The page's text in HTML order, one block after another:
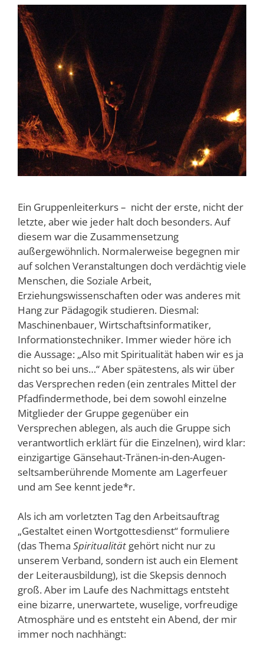
Ein Gruppenleiterkurs – nicht der erste, nicht der
letzte, aber wie jeder halt doch besonders. Auf
diesem war die Zusammensetzung
außergewöhnlich. Normalerweise begegnen mir
auf solchen Veranstaltungen doch verdächtig viele
Menschen, die Soziale Arbeit,
Erziehungswissenschaften oder was anderes mit
Hang zur Pädagogik studieren. Diesmal:
Maschinenbauer, Wirtschaftsinformatiker,
Informationstechniker. Immer wieder höre ich
die Aussage: „Also mit Spiritualität haben wir es ja
nicht so bei uns…“ Aber spätestens, als wir über
das Versprechen reden (ein zentrales Mittel der
Pfadfindermethode, bei dem sowohl einzelne
Mitglieder der Gruppe gegenüber ein
Versprechen ablegen, als auch die Gruppe sich
verantwortlich erklärt für die Einzelnen), wird klar:
einzigartige Gänsehaut-Tränen-in-den-Augen-
seltsamberührende Momente am Lagerfeuer
und am See kennt jede*r.
Als ich am vorletzten Tag den Arbeitsauftrag
„Gestaltet einen Wortgottesdienst“ formuliere
(das Thema Spiritualität gehört nicht nur zu
unserem Verband, sondern ist auch ein Element
der Leiterausbildung), ist die Skepsis dennoch
groß. Aber im Laufe des Nachmittags entsteht
eine bizarre, unerwartete, wuselige, vorfreudige
Atmosphäre und es entsteht ein Abend, der mir
immer noch nachhängt: